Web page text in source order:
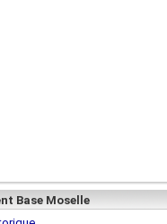
Base Moselle